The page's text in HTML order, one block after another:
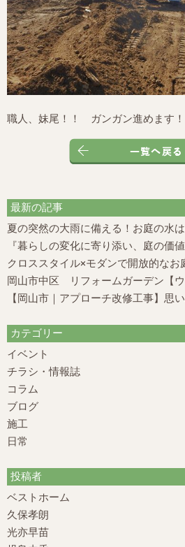
職人、妹尾！！ ガンガン進めます！
最新の記事
夏の突然の大雨に備える！お庭の水
『暮らしの変化に寄り添い、庭の
クロススタイル×モダンで開放的なお
岡山市中区 リフォームガーデン【ウ
【岡山市｜アプローチ改修工事】思
カテゴリー
イベント
チラシ・情報誌
コラム
ブログ
施工
日常
投稿者
ベストホーム
久保孝朗
光亦早苗